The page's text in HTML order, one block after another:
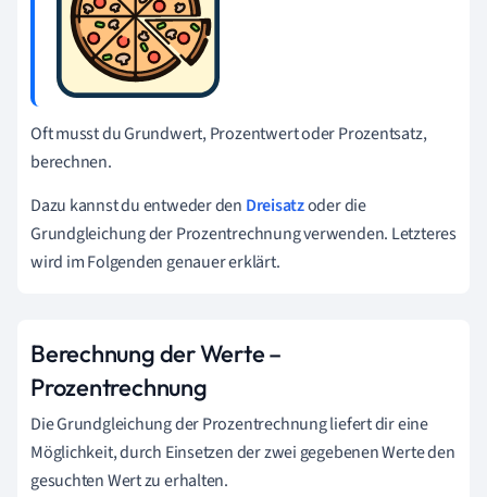
Oft musst du Grundwert, Prozentwert oder Prozentsatz,
berechnen.
Dazu kannst du entweder den Dreisatzoder die
Grundgleichung der Prozentrechnung verwenden. Letzteres
wird im Folgenden genauer erklärt.
Berechnung der Werte –
Prozentrechnung
Die Grundgleichung der Prozentrechnung liefert dir eine
Möglichkeit, durch Einsetzen der zwei gegebenen Werte den
gesuchten Wert zu erhalten.